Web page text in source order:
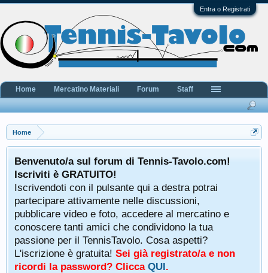
Entra o Registrati
Home
Benvenuto/a sul forum di Tennis-Tavolo.com!
Iscriviti è GRATUITO!
Iscrivendoti con il pulsante qui a destra potrai
partecipare attivamente nelle discussioni,
pubblicare video e foto, accedere al mercatino e
conoscere tanti amici che condividono la tua
passione per il TennisTavolo. Cosa aspetti?
L'iscrizione è gratuita! Sei già registrato/a e non
ricordi la password? Clicca QUI.
Home Mercatino Materiali Forum Staff